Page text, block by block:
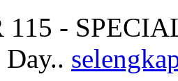
115 -